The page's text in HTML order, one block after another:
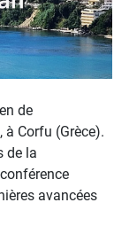
de
Corfu (Grèce).
de la
avancées